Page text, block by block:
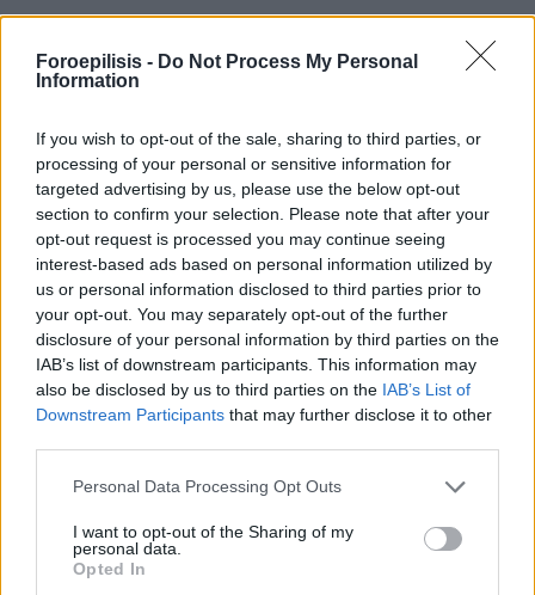
Foroepilisis - Do Not Process My Personal
Information
If you wish to opt-out of the sale, sharing to third parties, or
processing of your personal or sensitive information for
targeted advertising by us, please use the below opt-out
section to confirm your selection. Please note that after your
opt-out request is processed you may continue seeing
interest-based ads based on personal information utilized by
us or personal information disclosed to third parties prior to
your opt-out. You may separately opt-out of the further
disclosure of your personal information by third parties on the
IAB’s list of downstream participants. This information may
also be disclosed by us to third parties on the IAB’s List of
Downstream Participants that may further disclose it to other
Personal Data Processing Opt Outs
I want to opt-out of the Sharing of my
personal data.
Opted In
τουλάχιστον ένας εργαζόμενος με σχέση εξαρτημένης
εργασίας πλήρους απασχόλησης απασχολούνται
ψηφιακή οικονομία (υπεύθυνη δήλωση κατά την
αίτηση).
ΩΦΕΛΟΥΜΕΝΟΙ
Ωφελούμενοι του προγράμματος είναιάνεργοι νέοι
ηλικίας έως 29 ετών, απόφοιτοι τουλάχιστον
δευτεροβάθμιας εκπαίδευσης, οι οποίοι έχουν
ολοκληρώσει δράση θεωρητικής κατάρτισης
τουλάχιστον 50 ωρών σε τομείς ψηφιακής οικονομίας,
διαθέτουν σχετικό πιστοποιητικό παρακολούθησης και
επιθυμούν να συμμετάσχουν στη δράση απόκτησης
εργασιακής εμπειρίας με την τοποθέτησή τους σε